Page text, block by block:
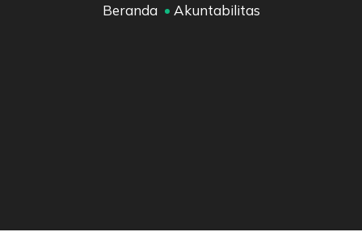
Beranda Akuntabilitas